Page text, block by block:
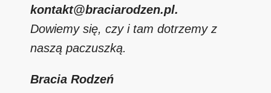
kontakt@braciarodzen.pl.
Dowiemy się, czy i tam dotrzemy z
naszą paczuszką.
Bracia Rodzeń